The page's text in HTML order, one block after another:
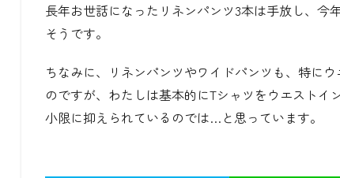
長年お世話になったリネンパンツ3本は手放し、今
そうです。
ちなみに、リネンパンツやワイドパンツも、特に
のですが、わたしは基本的にTシャツをウエスト
小限に抑えられているのでは…と思っています。